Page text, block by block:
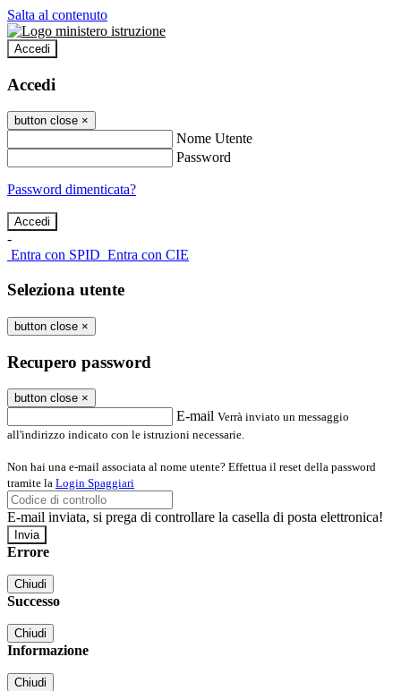
Salta al contenuto
Accedi
Accedi
button close ×
Nome Utente
Password
Password dimenticata?
-
Entra con SPID Entra con CIE
Seleziona utente
button close ×
Recupero password
button close ×
E-mail Verrà inviato un messaggio
all'indirizzo indicato con le istruzioni necessarie.
Non hai una e-mail associata al nome utente? Effettua il reset della password
tramite la Login Spaggiari
E-mail inviata, si prega di controllare la casella di posta elettronica!
Errore
Chiudi
Successo
Chiudi
Informazione
Chiudi